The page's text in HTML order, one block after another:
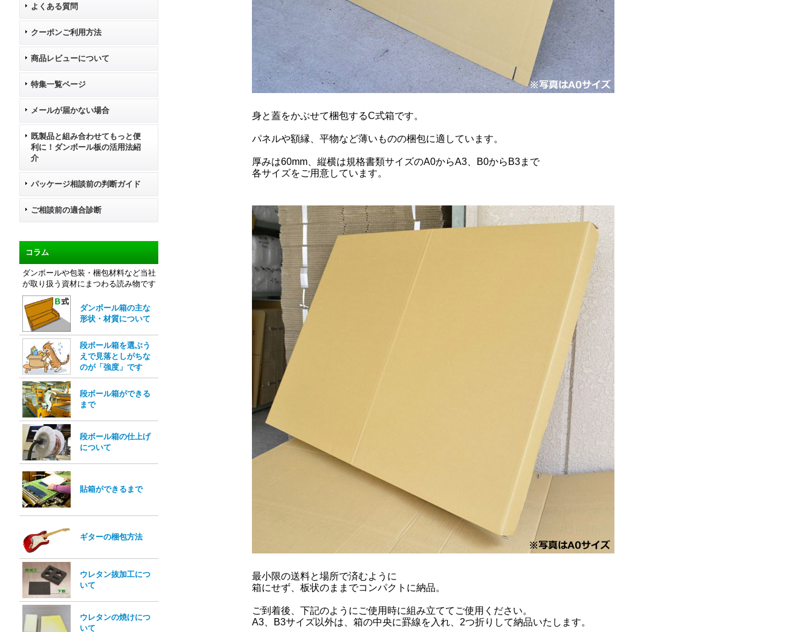
よくある質問
クーポンご利用方法
商品レビューについて
特集一覧ページ
メールが届かない場合
既製品と組み合わせてもっと便
利に！ダンボール板の活用法紹
介
パッケージ相談前の判断ガイド
ご相談前の適合診断
コラム
ダンボールや包装・梱包材料など当社
が取り扱う資材にまつわる読み物です
ダンボール箱の主な
形状・材質について
段ボール箱を選ぶう
えで見落としがちな
のが「強度」です
段ボール箱ができる
まで
段ボール箱の仕上げ
について
貼箱ができるまで
ギターの梱包方法
ウレタン抜加工につ
いて
ウレタンの焼けにつ
いて
身と蓋をかぶせて梱包するC式箱です。
パネルや額縁、平物など薄いものの梱包に適しています。
厚みは60mm、縦横は規格書類サイズのA0からA3、B0からB3まで
各サイズをご用意しています。
最小限の送料と場所で済むように
箱にせず、板状のままでコンパクトに納品。
ご到着後、下記のようにご使用時に組み立ててご使用ください。
A3、B3サイズ以外は、箱の中央に罫線を入れ、2つ折りして納品いたします。